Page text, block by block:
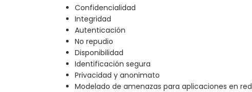
Confidencialidad
Integridad
Autenticación
No repudio
Disponibilidad
Identificación segura
Privacidad y anonimato
Modelado de amenazas para aplicaciones en red